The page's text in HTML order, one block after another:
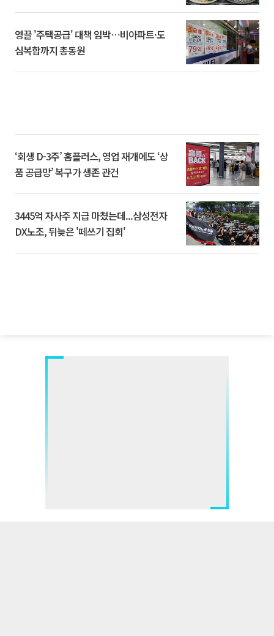
영끌 '주택공급' 대책 임박⋯비아파트·도
심복합까지 총동원
‘회생 D-3주’ 홈플러스, 영업 재개에도 ‘상
품 공급망’ 복구가 생존 관건
3445억 자사주 지급 마쳤는데...삼성전자
DX노조, 뒤늦은 '떼쓰기 집회'